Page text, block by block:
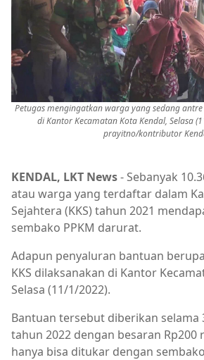
Petugas mengingatkan warga yang sedang
di Kantor Kecamatan Kota Kendal, Selasa
prayitno/kontributor
KENDAL, LKT News- Sebanyak
atau warga yang terdaftar dalam
Sejahtera (KKS) tahun 2021
sembako PPKM darurat.
Adapun penyaluran bantuan
KKS dilaksanakan di Kantor
Selasa (11/1/2022).
Bantuan tersebut diberikan selama
tahun 2022 dengan besaran Rp200
hanya bisa ditukar dengan